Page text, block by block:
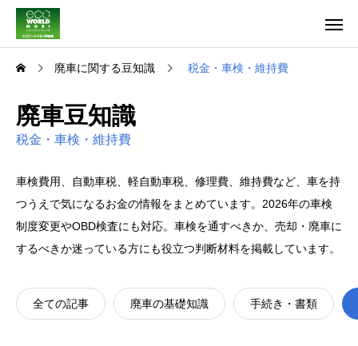
廃車に関する豆知識 税金・車検・維持費
廃車豆知識
税金・車検・維持費
車検費用、自動車税、軽自動車税、修理費、維持費など、車を持
つうえで気になるお金の情報をまとめています。2026年の車検
制度変更やOBD検査にも対応。車検を通すべきか、売却・廃車に
するべきか迷っている方にも役立つ判断材料を掲載しています。
全ての記事 廃車の基礎知識 手続き・書類